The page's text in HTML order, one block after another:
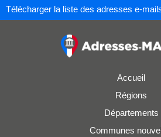
Télécharger la liste des adresses e-
Accueil
Régions
Départements
Communes